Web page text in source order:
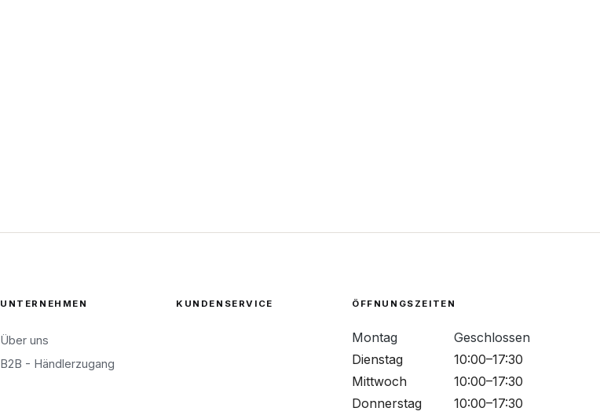
UNTERNEHMEN
Über uns
B2B - Händlerzugang
KUNDENSERVICE ÖFFNUNGSZEITEN
Montag
Geschlossen
Dienstag
10:00–17:30
Mittwoch
10:00–17:30
Donnerstag
10:00–17:30